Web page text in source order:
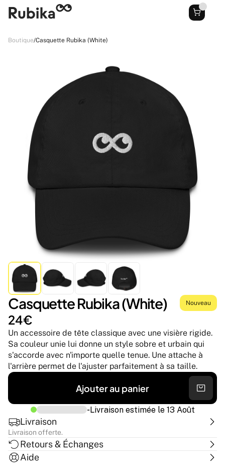
Boutique/Casquette Rubika (White)
Casquette Rubika (White)
24€
Nouveau
Un accessoire de tête classique avec une visière rigide.
Sa couleur unie lui donne un style sobre et urbain qui
s'accorde avec n'importe quelle tenue. Une attache à
l'arrière permet de l'ajuster parfaitement à sa taille.
Ajouter au panier
-Livraison estimée le 13 Août
Livraison
Livraison offerte.
Retours & Échanges
Aide